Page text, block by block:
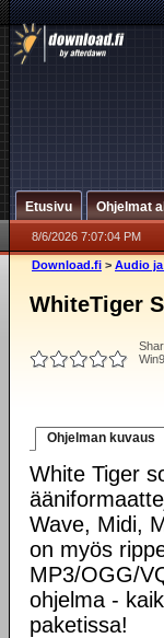
Etusivu Ohjelmat
8/6/2026 7:07:04 PM
Download.fi > Audio
WhiteTiger
Ohjelman kuvaus
White Tiger
Wave, Midi,
on myös
MP3/OGG/
ohjelma -
paketissa!